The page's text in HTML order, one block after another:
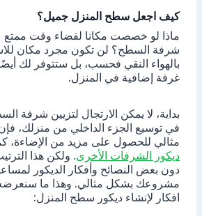
كيف اجعل سطح المنزل جميل؟
ماذا لو خصصت مكانا لقضاء وقت ممتع
شرفة السطح؟ لن تكون مجرد مكان
بالهواء النقي فحسب، بل ستتوفر لك
غرفة إضافية في المنزل.
بداية، لا يمكن الارتجال لتزيين شرفة
في توسيع الجزء الداخلي من منزلك،
مثالي للحصول على مزيد من الإضاءة،
ديكور الشرفات الأخرى. ولكن هذا
دون بعض النصائح وأفكار الديكور
افكار لإنشاء ديكور سطح المنزل: